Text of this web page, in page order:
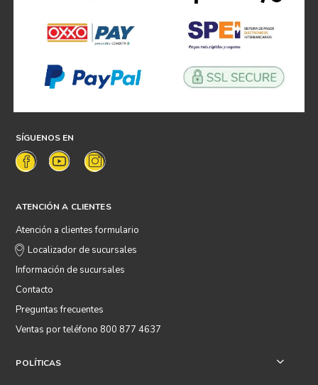
SÍGUENOS EN
ATENCIÓN A CLIENTES
Atención a clientes formulario
Localizador de sucursales
Información de sucursales
Contacto
Preguntas frecuentes
Ventas por teléfono 800 877 4637
POLÍTICAS +